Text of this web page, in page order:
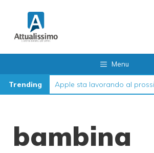
contenuto
Menu
Trending
bambina